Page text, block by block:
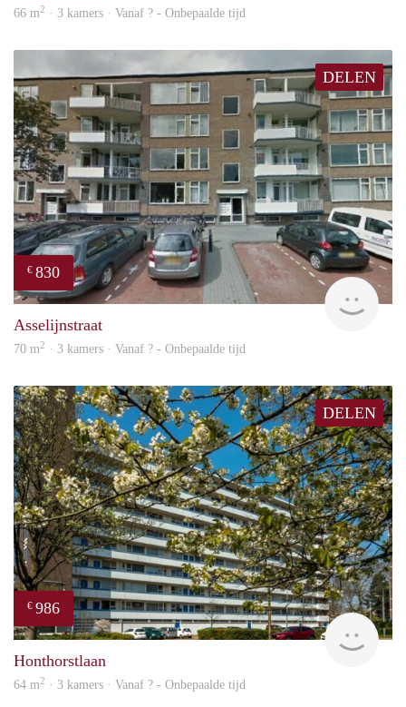
66 m2 · 3 kamers · Vanaf ? - Onbepaalde tijd
DELEN
€ 830
rent
Asselijnstraat
70 m2 · 3 kamers · Vanaf ? - Onbepaalde tijd
DELEN
€ 986
Honthorstlaan
64 m2 · 3 kamers · Vanaf ? - Onbepaalde tijd